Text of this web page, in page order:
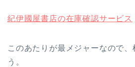
紀伊國屋書店の在庫確認サービス
このあたりが最メジャーなので、
う。